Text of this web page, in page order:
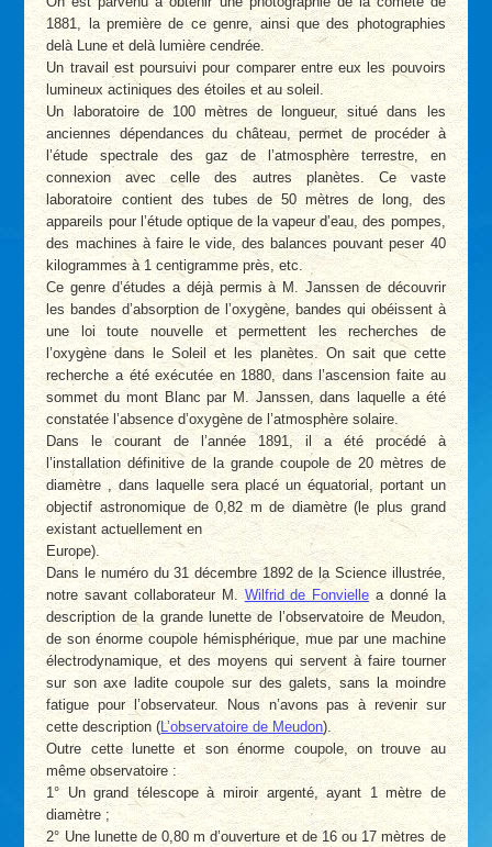
1881, la première de ce genre, ainsi que des photographies
delà Lune et delà lumière cendrée.
Un travail est poursuivi pour comparer entre eux les pouvoirs
lumineux actiniques des étoiles et au soleil.
Un laboratoire de 100 mètres de longueur, situé dans les
anciennes dépendances du château, permet de procéder à
l’étude spectrale des gaz de l’atmosphère terrestre, en
connexion avec celle des autres planètes. Ce vaste
laboratoire contient des tubes de 50 mètres de long, des
appareils pour l’étude optique de la vapeur d’eau, des pompes,
des machines à faire le vide, des balances pouvant peser 40
kilogrammes à 1 centigramme près, etc.
Ce genre d’études a déjà permis à M. Janssen de découvrir
les bandes d’absorption de l’oxygène, bandes qui obéissent à
une loi toute nouvelle et permettent les recherches de
l’oxygène dans le Soleil et les planètes. On sait que cette
recherche a été exécutée en 1880, dans l’ascension faite au
sommet du mont Blanc par M. Janssen, dans laquelle a été
constatée l’absence d’oxygène de l’atmosphère solaire.
Dans le courant de l’année 1891, il a été procédé à
l’installation définitive de la grande coupole de 20 mètres de
diamètre , dans laquelle sera placé un équatorial, portant un
objectif astronomique de 0,82 m de diamètre (le plus grand
existant actuellement en
Europe).
Dans le numéro du 31 décembre 1892 de la Science illustrée,
notre savant collaborateur M.Wilfrid de Fonviellea donné la
description de la grande lunette de l’observatoire de Meudon,
de son énorme coupole hémisphérique, mue par une machine
électrodynamique, et des moyens qui servent à faire tourner
sur son axe ladite coupole sur des galets, sans la moindre
fatigue pour l’observateur. Nous n’avons pas à revenir sur
cette description (L’observatoire de Meudon).
Outre cette lunette et son énorme coupole, on trouve au
même observatoire :
1° Un grand télescope à miroir argenté, ayant 1 mètre de
diamètre ;
2° Une lunette de 0,80 m d’ouverture et de 16 ou 17 mètres de